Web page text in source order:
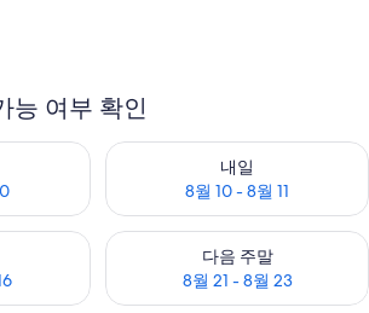
능 여부 확인
확인, 8월 9 - 8월 10
내일
8월 10 - 8월 11
내일 예약 가능 여부 확인, 8월
부 확인, 8월 14 - 8월 16
다음 주말
8월 21 - 8월 23
다음 주말 예약 가능 여부 확인